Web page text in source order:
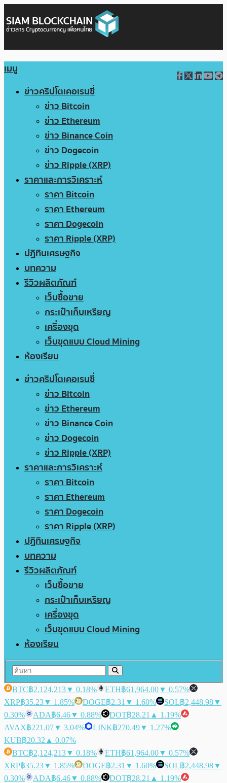
เมนู
ข่าวคริปโตเคอเรนซี่
ข่าว Bitcoin
ข่าว Ethereum
ข่าว Binance Coin
ข่าว Dogecoin
ข่าว Ripple (XRP)
ราคาและการวิเคราะห์
ราคา Bitcoin
ราคา Ethereum
ราคา Dogecoin
ราคา Ripple (XRP)
ปฏิทินเศรษฐกิจ
บทความ
รีวิวผลิตภัณฑ์
เว็บซื้อขาย
กระเป๋าเก็บเหรียญ
เครื่องขุด
เว็บขุดแบบ Cloud Mining
ห้องเรียน
ข่าวคริปโตเคอเรนซี่
ข่าว Bitcoin
ข่าว Ethereum
ข่าว Binance Coin
ข่าว Dogecoin
ข่าว Ripple (XRP)
ราคาและการวิเคราะห์
ราคา Bitcoin
ราคา Ethereum
ราคา Dogecoin
ราคา Ripple (XRP)
ปฏิทินเศรษฐกิจ
บทความ
รีวิวผลิตภัณฑ์
เว็บซื้อขาย
กระเป๋าเก็บเหรียญ
เครื่องขุด
เว็บขุดแบบ Cloud Mining
ห้องเรียน
BTC฿2,124,213▼ 0.18% ETH฿61,964.00▼ 0.57%
XRP฿35.23▼ 1.85% DOGE฿2.31 ▼ 1.60% SOL฿2,448.98▼
0.30%
ADA฿6.46▼ 0.88% DOT฿28.21 ▲ 1.19%
AVAX฿221.07▼ 3.04% LINK฿270.49▼ 1.27%
KUB฿20.32 ▲ 0.07%
BTC฿2,124,213▼ 0.18% ETH฿61,964.00▼ 0.57%
XRP฿35.23▼ 1.85% DOGE฿2.31 ▼ 1.60% SOL฿2,448.98▼
0.30%
ADA฿6.46▼ 0.88% DOT฿28.21 ▲ 1.19%